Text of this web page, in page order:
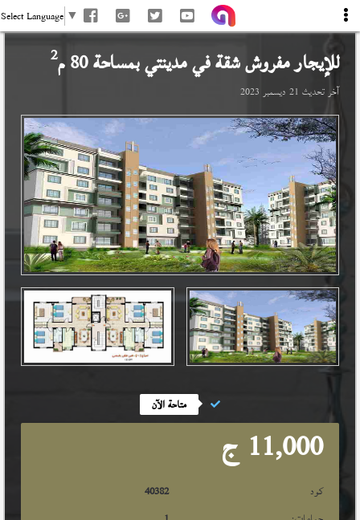
Select Language ▼
للإيجار مفروش شقة فيمدينتيبمساحة 80 م 2
آخر تحديث 21 ديسمبر 2023
متاحة الآن
11,000 ج
كود
40382